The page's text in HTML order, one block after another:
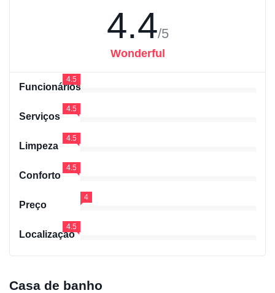
4.4/5
Wonderful
Funcionários
4.5
Serviços
4.5
Limpeza
4.5
Conforto
4.5
Preço
4
Localização
4.5
Casa de banho